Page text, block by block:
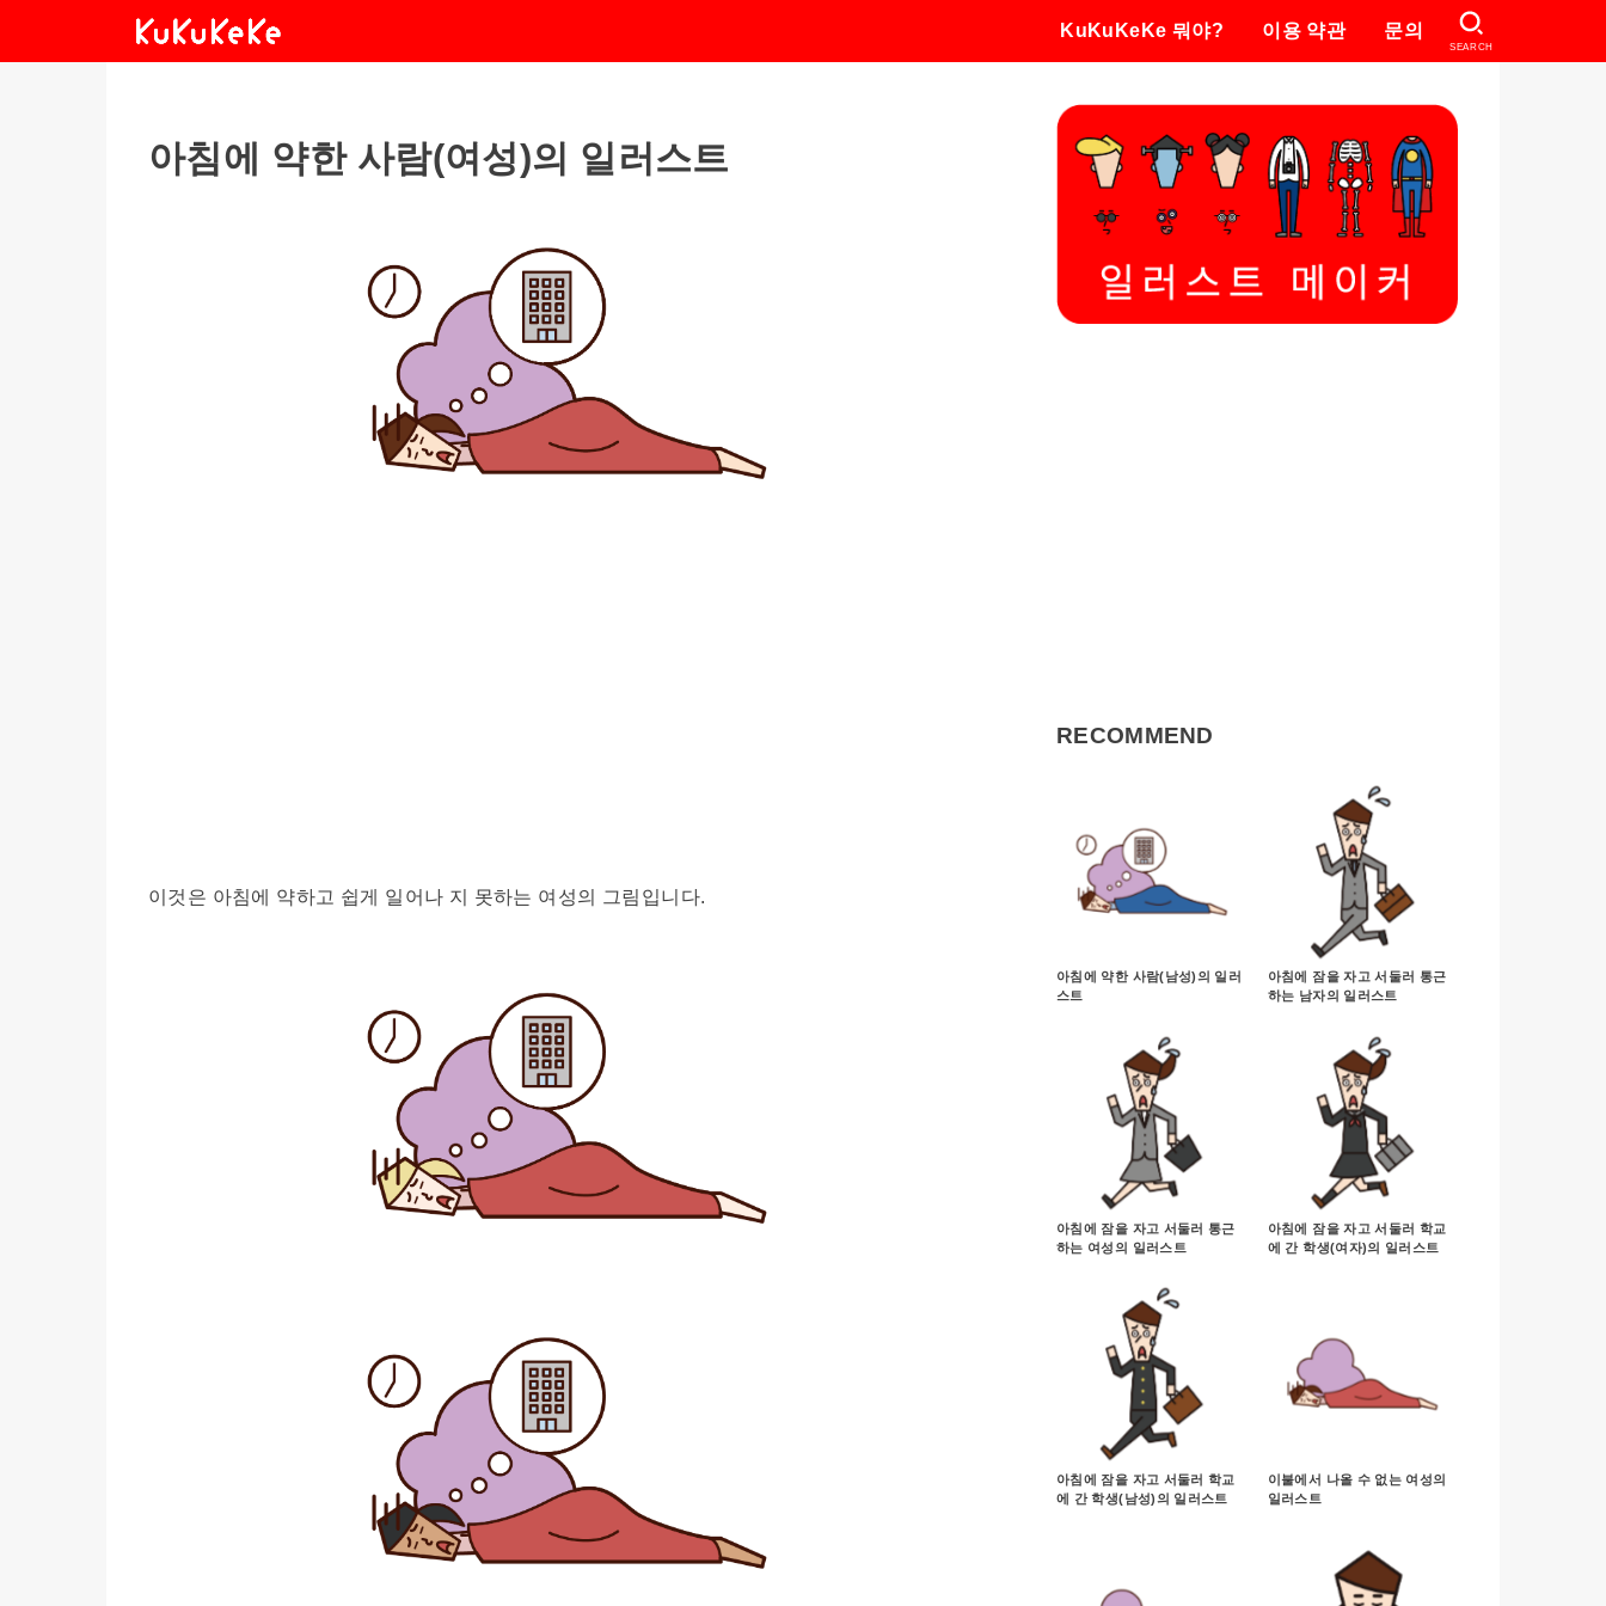
KuKuKeKe 뭐야? 이용 약관 문의
SEARCH
아침에 약한 사람(여성)의 일러스트
이것은 아침에 약하고 쉽게 일어나 지 못하는 여성의 그림입니다.
RECOMMEND
아침에 약한 사람(남성)의 일러
스트
아침에 잠을 자고 서둘러 통근
하는 남자의 일러스트
아침에 잠을 자고 서둘러 통근
하는 여성의 일러스트
아침에 잠을 자고 서둘러 학교
에 간 학생(여자)의 일러스트
아침에 잠을 자고 서둘러 학교
에 간 학생(남성)의 일러스트
이불에서 나올 수 없는 여성의
일러스트